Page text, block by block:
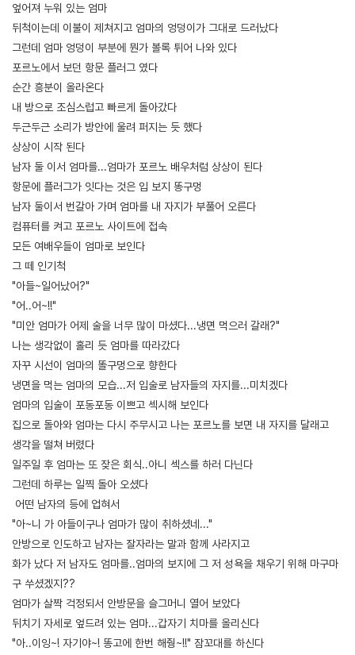
엎어져 누워 있는 엄마
뒤척이는데 이불이 제쳐지고 엄마의 엉덩이가 그대로 드러났다
그런데 엄마 엉덩이 부분에 뭔가 볼록 튀어 나와 있다
포르노에서 보던 항문 플러그 였다
순간 흥분이 올라온다
내 방으로 조심스럽고 빠르게 돌아갔다
두근두근 소리가 방안에 울려 퍼지는 듯 했다
상상이 시작 된다
남자 둘 이서 엄마를...엄마가 포르노 배우처럼 상상이 된다
항문에 플러그가 잇다는 것은 입 보지 똥구멍
남자 둘이서 번갈아 가며 엄마를 내 자지가 부풀어 오른다
컴퓨터를 켜고 포르노 사이트에 접속
모든 여배우들이 엄마로 보인다
그 떼 인기척
"아들~일어났어?"
"어..어~!!"
"미안 엄마가 어제 술을 너무 많이 마셨다...냉면 먹으러 갈래?"
나는 생각없이 홀리 듯 엄마를 따라갔다
자꾸 시선이 엄마의 똘구멍으로 향한다
냉면을 먹는 엄마의 모습...저 입술로 남자들의 자지를...미치겠다
엄마의 입술이 포동포동 이쁘고 섹시해 보인다
집으로 돌아와 엄마는 다시 주무시고 나는 포르노를 보면 내 자지를 달래고
생각을 떨쳐 버렸다
일주일 후 엄마는 또 잦은 회식..아니 섹스를 하러 다닌다
그런데 하루는 일찍 돌아 오셨다
어떤 남자의 등에 업혀서
"아~니 가 아들이구나 엄마가 많이 취하셨네..."
안방으로 인도하고 남자는 잘자라는 말과 함께 사라지고
화가 났다 저 남자도 엄마를..엄마의 보지에 그 저 성욕을 채우기 위해 마구마
구 쑤셨겠지??
엄마가 살짝 걱정되서 안방문을 슬그머니 열어 보았다
뒤치기 자세로 엎드려 있는 엄마...갑자기 치마를 올리신다
"아..이잉~! 자기야~! 똥고에 한번 해줭~!!" 잠꼬대를 하신다